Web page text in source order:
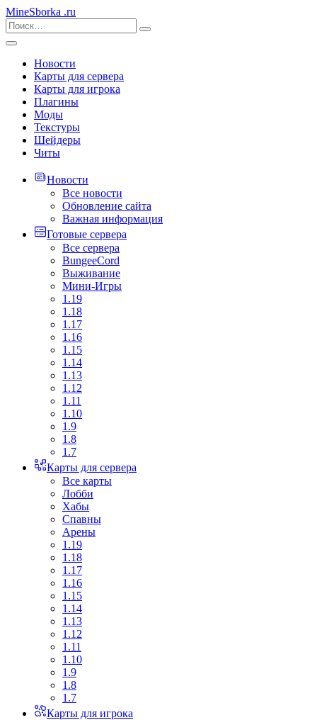
MineSborka .ru
Новости
Карты для сервера
Карты для игрока
Плагины
Моды
Текстуры
Шейдеры
Читы
Новости
Все новости
Обновление сайта
Важная информация
Готовые сервера
Все сервера
BungeeCord
Выживание
Мини-Игры
1.19
1.18
1.17
1.16
1.15
1.14
1.13
1.12
1.11
1.10
1.9
1.8
1.7
Карты для сервера
Все карты
Лобби
Хабы
Спавны
Арены
1.19
1.18
1.17
1.16
1.15
1.14
1.13
1.12
1.11
1.10
1.9
1.8
1.7
Карты для игрока